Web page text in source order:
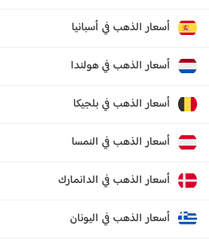
أسعار الذهب في أسبانيا
أسعار الذهب في هولندا
أسعار الذهب في بلجيكا
أسعار الذهب في النمسا
أسعار الذهب في الدانمارك
أسعار الذهب في اليونان